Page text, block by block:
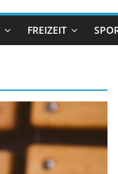
FREIZEIT